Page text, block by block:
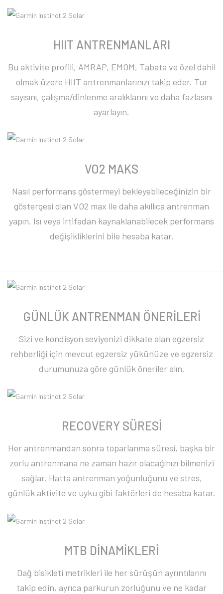
HIIT ANTRENMANLARI
Bu aktivite profili, AMRAP, EMOM, Tabata ve özel dahil
olmak üzere HIIT antrenmanlarınızı takip eder. Tur
sayısını, çalışma/dinlenme aralıklarını ve daha fazlasını
ayarlayın.
VO2 MAKS
Nasıl performans göstermeyi bekleyebileceğinizin bir
göstergesi olan VO2 max ile daha akıllıca antrenman
yapın. Isı veya irtifadan kaynaklanabilecek performans
değişikliklerini bile hesaba katar.
GÜNLÜK ANTRENMAN ÖNERİLERİ
Sizi ve kondisyon seviyenizi dikkate alan egzersiz
rehberliği için mevcut egzersiz yükünüze ve egzersiz
durumunuza göre günlük öneriler alın.
RECOVERY SÜRESİ
Her antrenmandan sonra toparlanma süresi, başka bir
zorlu antrenmana ne zaman hazır olacağınızı bilmenizi
sağlar. Hatta antrenman yoğunluğunu ve stres,
günlük aktivite ve uyku gibi faktörleri de hesaba katar.
MTB DİNAMİKLERİ
Dağ bisikleti metrikleri ile her sürüşün ayrıntılarını
takip edin, ayrıca parkurun zorluğunu ve ne kadar